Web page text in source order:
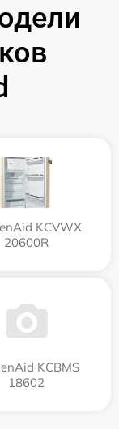
KCVWX
20600R
KCBMS
18602